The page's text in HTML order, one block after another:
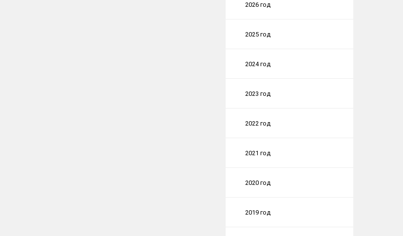
2026 год
2025 год
2024 год
2023 год
2022 год
2021 год
2020 год
2019 год